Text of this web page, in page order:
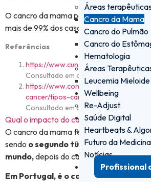
Áreas
Cancro da Mama
Cancro do Pulmão
Cancro do
Hematologia
Áreas
Leucemia
Wellbeing
Re-Adjust
Saúde Digital
Heartbeats &
Futuro da Medicina
Notícias
Profissional
O cancro da mama pode ocorrer na
mais de 99% dos casos ocorre na mulher
Referências
https://www.cun.es/diccionario-
Consultado em outubro 2024
https://www.contraelcancer.es/es/
cancer/tipos-cancer/cancer-mama/
Consultado em outubro 2024
Qual o impacto do cancro da mama na
O cancro da mama tem uma incidência
sendo o segundo tumor mais
mundo,depois do cancro do pulmão1,2.
Em Portugal, é o cancro mais